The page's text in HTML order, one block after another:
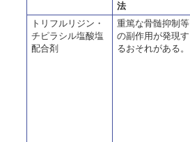
法
トリフルリジン・
チピラシル塩酸塩
配合剤
重篤な骨髄抑制等
の副作用が発現す
るおそれがある。